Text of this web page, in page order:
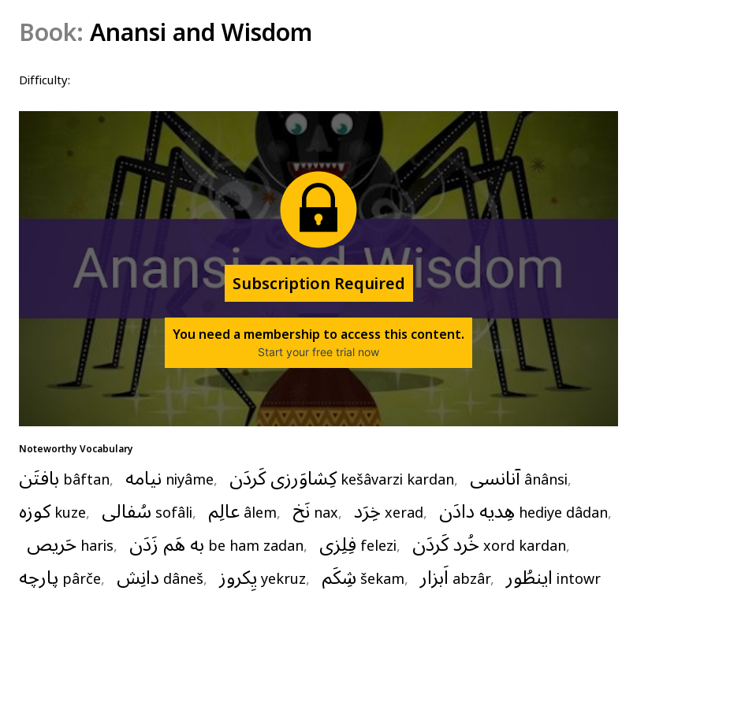
Book: Anansi and Wisdom
Difficulty:
Subscription Required
You need a membership to access this content.
Start your free trial now
Noteworthy Vocabulary
بافتَن bâftan, نیامه niyâme, کِشاوَرزی کَردَن kešâvarzi kardan, آنانسی ânânsi
کوزه kuze, سُفالی sofâli, عالِم âlem, نَخ nax, خِرَد xerad, هِدیه دادَن hediye dâdan,
حَریص haris, به هَم زَدَن be ham zadan, فِلِزی felezi, خُرد کَردَن xord kardan
پارچه pârče, دانِش dâneš, یِکروز yekruz, شِکَم šekam, اَبزار abzâr, اینطُور intowr